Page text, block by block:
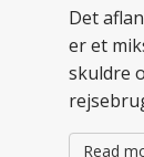
Det
er et
skuldre
Read